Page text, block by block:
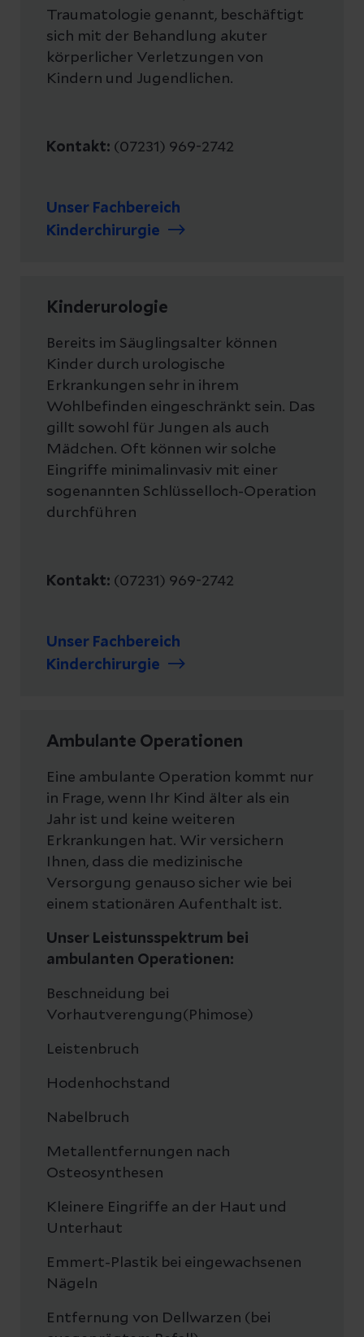
Traumatologie genannt, beschäftigt
sich mit der Behandlung akuter
körperlicher Verletzungen von
Kindern und Jugendlichen.
Kontakt: (07231) 969-2742
Unser Fachbereich
Kinderchirurgie
Kinderurologie
Bereits im Säuglingsalter können
Kinder durch urologische
Erkrankungen sehr in ihrem
Wohlbefinden eingeschränkt sein. Das
gillt sowohl für Jungen als auch
Mädchen. Oft können wir solche
Eingriffe minimalinvasiv mit einer
sogenannten Schlüsselloch-Operation
durchführen
Kontakt: (07231) 969-2742
Unser Fachbereich
Kinderchirurgie
Ambulante Operationen
Eine ambulante Operation kommt nur
in Frage, wenn Ihr Kind älter als ein
Jahr ist und keine weiteren
Erkrankungen hat. Wir versichern
Ihnen, dass die medizinische
Versorgung genauso sicher wie bei
einem stationären Aufenthalt ist.
Unser Leistunsspektrum bei
ambulanten Operationen:
Beschneidung bei
Vorhautverengung(Phimose)
Leistenbruch
Hodenhochstand
Nabelbruch
Metallentfernungen nach
Osteosynthesen
Kleinere Eingriffe an der Haut und
Unterhaut
Emmert-Plastik bei eingewachsenen
Nägeln
Entfernung von Dellwarzen (bei